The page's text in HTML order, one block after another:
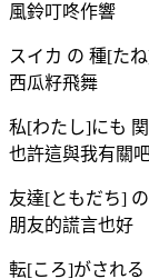
風鈴叮咚作響
スイカ の 種[た
西瓜籽飛舞
私[わたし]にも
也許這與我有關
友達[ともだち]
朋友的謊言也好
転[ころ]がされる